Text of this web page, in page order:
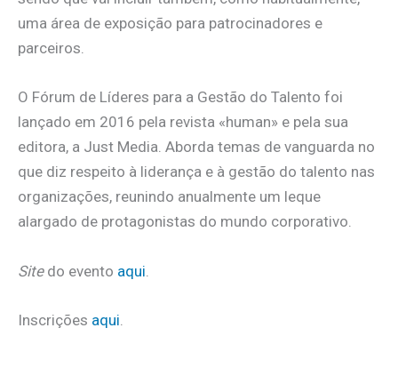
uma área de exposição para patrocinadores e
parceiros.
O Fórum de Líderes para a Gestão do Talento foi
lançado em 2016 pela revista «human» e pela sua
editora, a Just Media. Aborda temas de vanguarda no
que diz respeito à liderança e à gestão do talento nas
organizações, reunindo anualmente um leque
alargado de protagonistas do mundo corporativo.
Sitedo evento aqui
Inscrições aqui